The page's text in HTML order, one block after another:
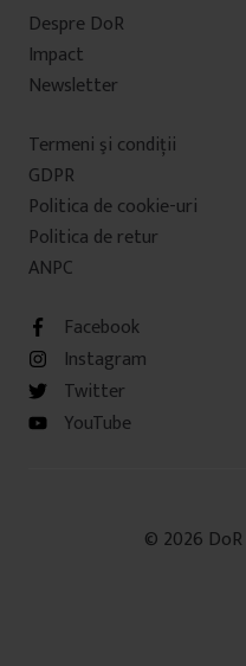
Despre DoR
Impact
Newsletter
Termeni şi condiţii
GDPR
Politica de cookie-uri
Politica de retur
ANPC
Facebook
Instagram
Twitter
YouTube
© 2026